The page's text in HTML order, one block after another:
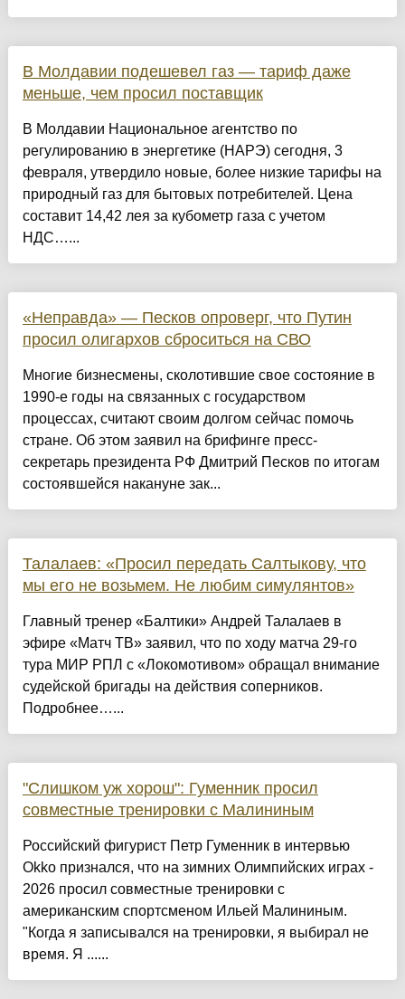
В Молдавии подешевел газ — тариф даже
меньше, чем просил поставщик
В Молдавии Национальное агентство по
регулированию в энергетике (НАРЭ) сегодня, 3
февраля, утвердило новые, более низкие тарифы на
природный газ для бытовых потребителей. Цена
составит 14,42 лея за кубометр газа с учетом
НДС…...
«Неправда» — Песков опроверг, что Путин
просил олигархов сброситься на СВО
Многие бизнесмены, сколотившие свое состояние в
1990-е годы на связанных с государством
процессах, считают своим долгом сейчас помочь
стране. Об этом заявил на брифинге пресс-
секретарь президента РФ Дмитрий Песков по итогам
состоявшейся накануне зак...
Талалаев: «Просил передать Салтыкову, что
мы его не возьмем. Не любим симулянтов»
Главный тренер «Балтики» Андрей Талалаев в
эфире «Матч ТВ» заявил, что по ходу матча 29‑го
тура МИР РПЛ с «Локомотивом» обращал внимание
судейской бригады на действия соперников.
Подробнее…...
"Слишком уж хорош": Гуменник просил
совместные тренировки с Малининым
Российский фигурист Петр Гуменник в интервью
Okko признался, что на зимних Олимпийских играх -
2026 просил совместные тренировки с
американским спортсменом Ильей Малининым.
"Когда я записывался на тренировки, я выбирал не
время. Я ......